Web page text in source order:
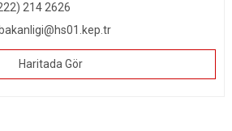
214 2626
Haritada Gör